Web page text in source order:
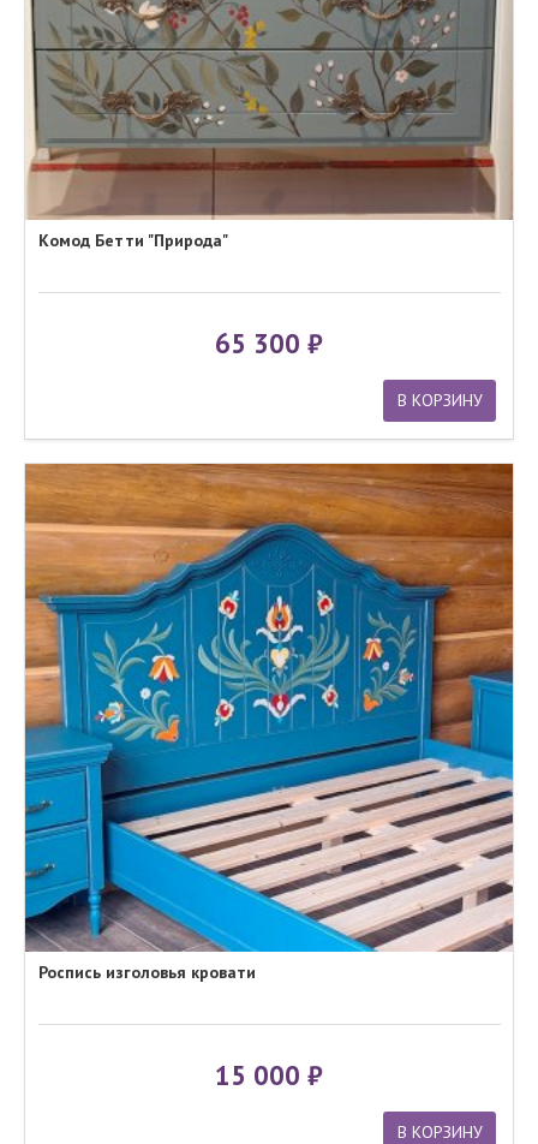
Комод Бетти "Природа"
65 300
В КОРЗИНУ
Роспись изголовья кровати
15 000
В КОРЗИНУ